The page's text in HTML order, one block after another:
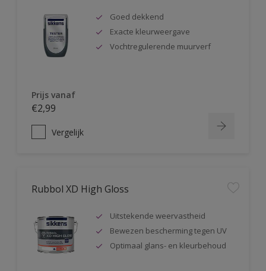
Goed dekkend
Exacte kleurweergave
Vochtregulerende muurverf
Prijs vanaf
€2,99
Vergelijk
Rubbol XD High Gloss
Uitstekende weervastheid
Bewezen bescherming tegen UV
Optimaal glans- en kleurbehoud